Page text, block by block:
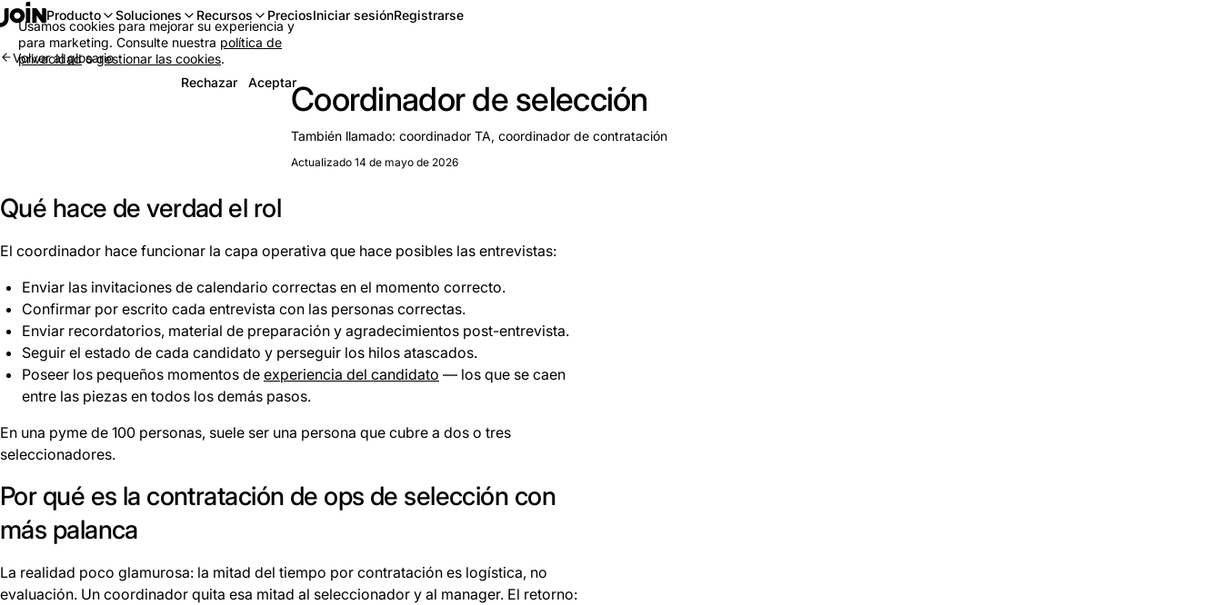
Producto Soluciones Recursos PreciosIniciar sesiónRegistrarse
Volver al glosario
Coordinador de selección
También llamado: coordinador TA, coordinador de contratación
Actualizado 14 de mayo de 2026
Qué hace de verdad el rol
El coordinador hace funcionar la capa operativa que hace posibles las entrevistas:
Enviar las invitaciones de calendario correctas en el momento correcto.
Confirmar por escrito cada entrevista con las personas correctas.
Enviar recordatorios, material de preparación y agradecimientos post-entrevista.
Seguir el estado de cada candidato y perseguir los hilos atascados.
Poseer los pequeños momentos de experiencia del candidato — los que se caen
entre las piezas en todos los demás pasos.
En una pyme de 100 personas, suele ser una persona que cubre a dos o tres
seleccionadores.
Por qué es la contratación de ops de selección con
más palanca
La realidad poco glamurosa: la mitad del tiempo por contratación es logística, no
evaluación. Un coordinador quita esa mitad al seleccionador y al manager. El retorno:
Usamos cookies para mejorar su experiencia y
para marketing. Consulte nuestra política de
privacidadogestionar las cookies.
Rechazar
Aceptar